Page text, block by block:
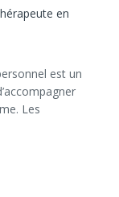
en
est un
Les